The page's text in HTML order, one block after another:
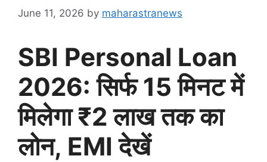
June 11, 2026 by maharastranews
SBI Personal Loan
2026: सिर्फ 15 मिनट में
मिलेगा ₹2 लाख तक का
लोन, EMI देखें